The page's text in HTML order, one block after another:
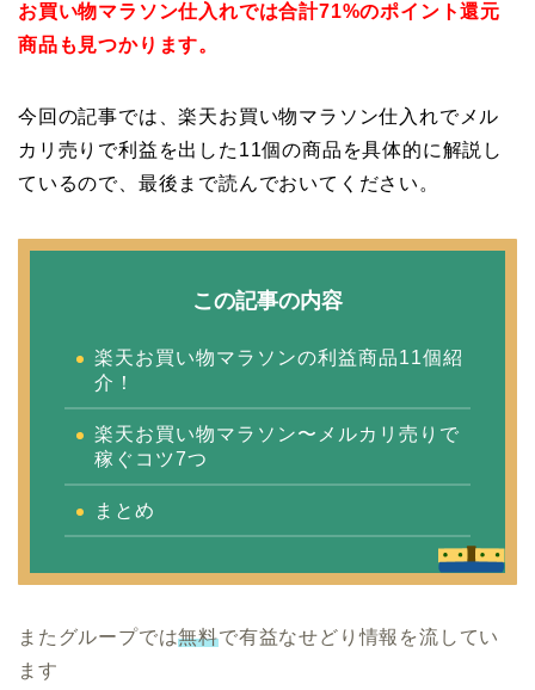
お買い物マラソン仕入れでは合計71%のポイント還元
商品も見つかります。
今回の記事では、楽天お買い物マラソン仕入れでメル
カリ売りで利益を出した11個の商品を具体的に解説し
ているので、最後まで読んでおいてください。
この記事の内容
楽天お買い物マラソンの利益商品11個紹
介！
楽天お買い物マラソン〜メルカリ売りで
稼ぐコツ7つ
まとめ
またグループでは無料で有益なせどり情報を流してい
ます